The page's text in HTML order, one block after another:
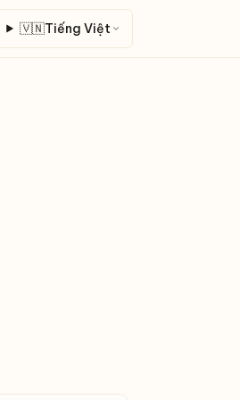
🇻🇳Tiếng Việt